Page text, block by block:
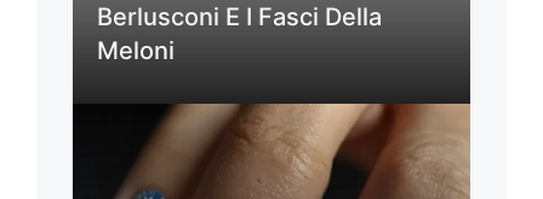
Berlusconi E I Fasci Della
Meloni